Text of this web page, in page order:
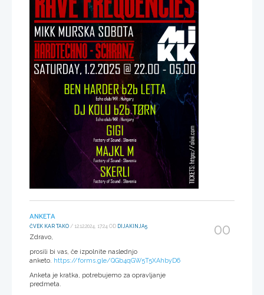
ANKETA
ČVEK KAR TAKO / 12.12.2024, 17:24 OD DIJAKINJA5
Zdravo,
prosili bi vas, če izpolnite naslednjo
anketo. https://forms.gle/QGb4qGW5T5XAhbyD6
Anketa je kratka, potrebujemo za opravljanje
predmeta.
00